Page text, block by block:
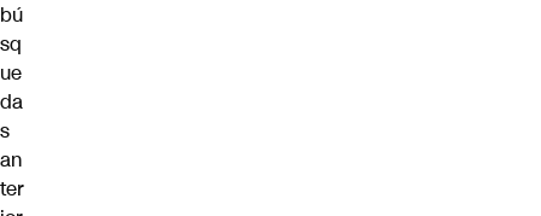
bú
sq
ue
da
s
an
ter